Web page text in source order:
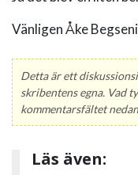
Vänligen Åke
Detta är ett
skribentens egna. Vad
kommentarsfältet
Läs även: